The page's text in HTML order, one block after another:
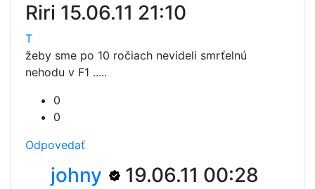
Riri 15.06.11 21:10
T
žeby sme po 10 ročiach nevideli smrťelnú
nehodu v F1 .....
0
0
Odpovedať
johny 19.06.11 00:28